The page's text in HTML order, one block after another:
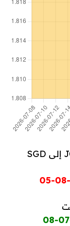
خلال هذه الفترة، أصغر قيمة من JOD إلى SGD